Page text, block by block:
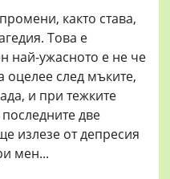
както става,
Това е
най-ужасното е не че
оцелее след мъките,
и при тежките
две
излезе от депресия
мен...